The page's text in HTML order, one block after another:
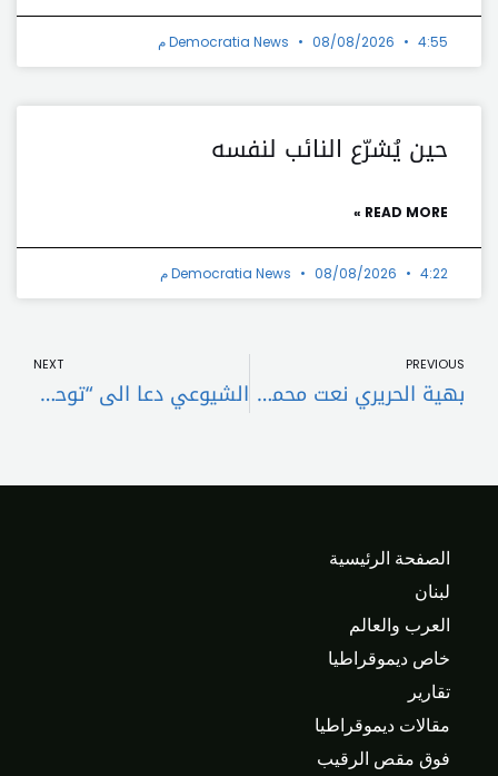
Democratia News 08/08/2026 4:55 م
حين يُشرّع النائب لنفسه
READ MORE »
Democratia News 08/08/2026 4:22 م
PREVIOUS
بهية الحريري نعت محمد يوسف بيضون: جسد في شخصيته ومسيرته ثوابت وقيم العائلة البيروتية واللبنانية الأصيلة
NEXT
الشيوعي دعا الى “توحيد الجهود والمقاومة من أجل وقف الإبادة في غزة”: لعدم تكرار التنازلات في الترسيم البري كما حصل في البحري
الصفحة الرئيسية
لبنان
العرب والعالم
خاص ديموقراطيا
تقارير
مقالات ديموقراطيا
فوق مقص الرقيب